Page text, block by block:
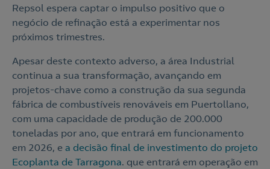
Repsol espera captar o impulso positivo que o
negócio de refinação está a experimentar nos
próximos trimestres.
Apesar deste contexto adverso, a área Industrial
continua a sua transformação, avançando em
projetos-chave como a construção da sua segunda
fábrica de combustíveis renováveis em Puertollano,
com uma capacidade de produção de 200.000
toneladas por ano, que entrará em funcionamento
em 2026, e a decisão final de investimento do projeto
Ecoplanta de Tarragona. que entrará em operação em